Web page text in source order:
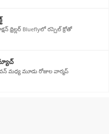
థ్రిల్లర్ Blueflyలో రస్సెల్ క్రోతో
మ్యాచ్
మధ్య మూడు రోజుల వార్మప్